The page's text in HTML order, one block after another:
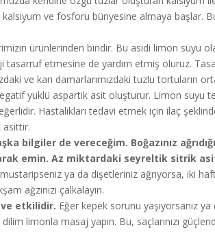
ve fosforu bünyesine almaya başlar.
ürünlerinden biridir. Bu asidi limon suyu
tasarruf etmesine de yardım etmiş oluruz.
ve kan damarlarımızdaki tuzlu tortuların
yüklü aspartik asit oluşturur. Limon suyu
Hastalıkları tedavi etmek için ilaç
asittir.
bilgiler de vereceğim. Boğazınız
emin. Az miktardaki seyreltik sitrik
ya da dişetleriniz ağrıyorsa, iki
ağzınızı çalkalayın.
etkilidir. Eğer kepek sorunu yaşıyorsanız ya
limonla masaj yapın. Bu, saçlarınızı